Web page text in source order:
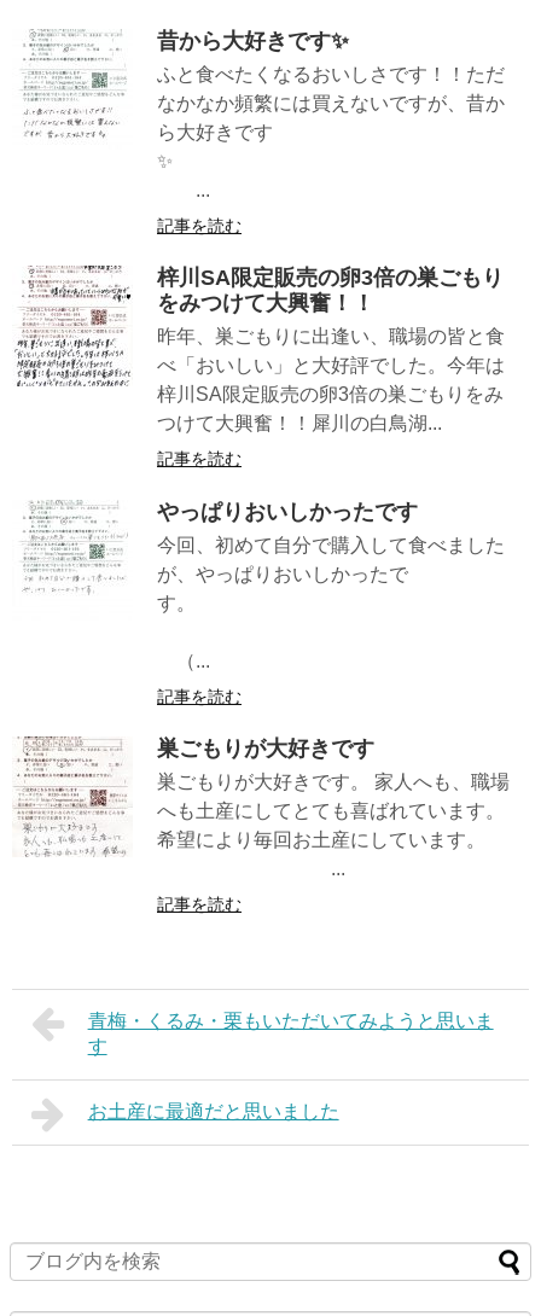
昔から大好きです✨
ふと食べたくなるおいしさです！！ただ
なかなか頻繁には買えないですが、昔か
ら大好きです
✨
...
記事を読む
梓川SA限定販売の卵3倍の巣ごもり
をみつけて大興奮！！
昨年、巣ごもりに出逢い、職場の皆と食
べ「おいしい」と大好評でした。今年は
梓川SA限定販売の卵3倍の巣ごもりをみ
つけて大興奮！！犀川の白鳥湖...
記事を読む
やっぱりおいしかったです
今回、初めて自分で購入して食べました
が、やっぱりおいしかったで
す。
（...
記事を読む
巣ごもりが大好きです
巣ごもりが大好きです。 家人へも、職場
へも土産にしてとても喜ばれています。
希望により毎回お土産にしています。
...
記事を読む
青梅・くるみ・栗もいただいてみようと思いま
す
お土産に最適だと思いました